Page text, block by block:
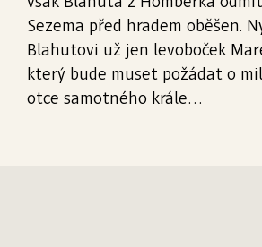
Sezema před hradem oběšen.
Blahutovi už jen levoboček
který bude muset požádat o
otce samotného krále…